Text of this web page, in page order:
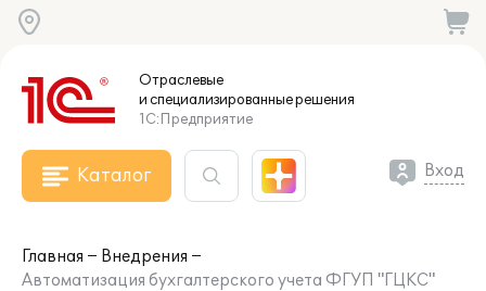
Отраслевые
и специализированныерешения
1С:Предприятие
Каталог Вход
Главная
Внедрения
Автоматизация бухгалтерского учета ФГУП "ГЦКС"